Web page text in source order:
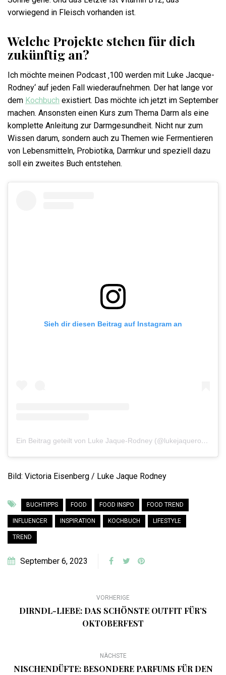
vorwiegend in Fleisch vorhanden ist.
Welche Projekte stehen für dich
zukünftig an?
Ich möchte meinen Podcast ‚100 werden mit Luke Jacque-
Rodney‘ auf jeden Fall wiederaufnehmen. Der hat lange vor
dem Kochbuch existiert. Das möchte ich jetzt im September
machen. Ansonsten einen Kurs zum Thema Darm als eine
komplette Anleitung zur Darmgesundheit. Nicht nur zum
Wissen darum, sondern auch zu Themen wie Fermentieren
von Lebensmitteln, Probiotika, Darmkur und speziell dazu
soll ein zweites Buch entstehen.
Sieh dir diesen Beitrag auf Instagram an
Ein Beitrag geteilt von Luke Jaque-Rodney (@lukejaquerodney)
Bild: Victoria Eisenberg / Luke Jaque Rodney
BUCHTIPPS FOOD FOOD INSPO FOOD TREND
INFLUENCER INSPIRATION KOCHBUCH LIFESTYLE
TREND
September 6, 2023
VORHERIGE
DIRNDL-LIEBE: DAS SCHÖNSTE OUTFIT FÜR’S
OKTOBERFEST
NÄCHSTE
NISCHENDÜFTE: BESONDERE PARFUMS FÜR DEN